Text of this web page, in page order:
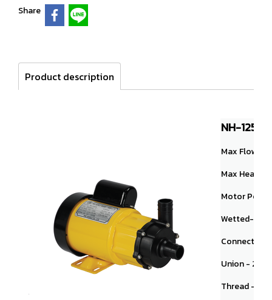
Share
Product description
NH-
Max Flow：
Max Head：
Motor
Wetted-end
Connection
Union - 20A
Thread - NPT